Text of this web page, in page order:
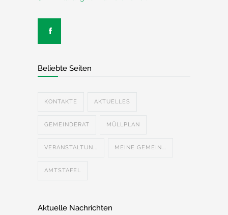
Beliebte Seiten
KONTAKTE AKTUELLES
GEMEINDERAT MÜLLPLAN
VERANSTALTUN... MEINE GEMEIN...
AMTSTAFEL
Aktuelle Nachrichten